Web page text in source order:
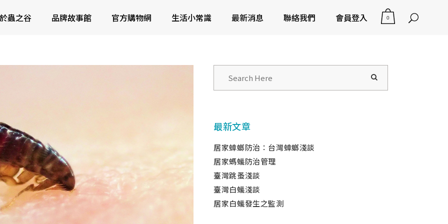
0
蟲之谷 品牌故事館 官方購物網 生活小常識 最新消息 聯絡我們 會員登入
最新文章
居家蟑螂防治：台灣蟑螂淺談
居家螞蟻防治管理
臺灣跳蚤淺談
臺灣白蟻淺談
居家白蟻發生之監測